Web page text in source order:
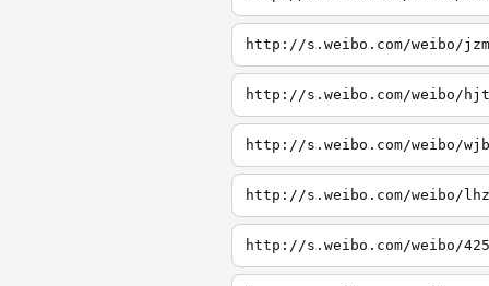
http://s.weibo.com/weibo/jzm
http://s.weibo.com/weibo/hjt
http://s.weibo.com/weibo/wjb
http://s.weibo.com/weibo/lhz
http://s.weibo.com/weibo/425